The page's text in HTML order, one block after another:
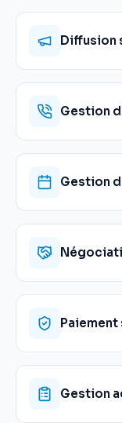
Diffusion
Gestion
Gestion
Gestion